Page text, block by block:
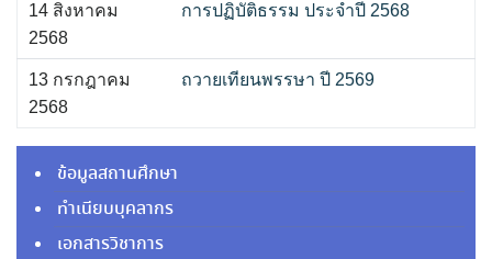
14 สิงหาคม
2568
การปฏิบัติธรรม ประจำปี 2568
13 กรกฎาคม
2568
ถวายเทียนพรรษา ปี 2569
ข้อมูลสถานศึกษา
ทำเนียบบุคลากร
เอกสารวิชาการ